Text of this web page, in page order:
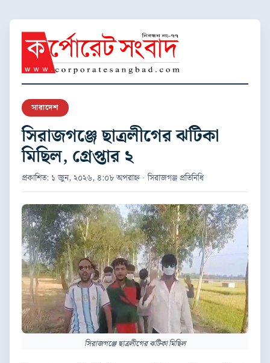
সারাদেশ
সিরাজগঞ্জে ছাত্রলীগের ঝটিকা
মিছিল, গ্রেপ্তার ২
প্রকাশিত: ১ জুন, ২০২৬, ৪:০৮ অপরাহ্ন · সিরাজগঞ্জ প্রতিনিধি
সিরাজগঞ্জে ছাত্রলীগের ঝটিকা মিছিল